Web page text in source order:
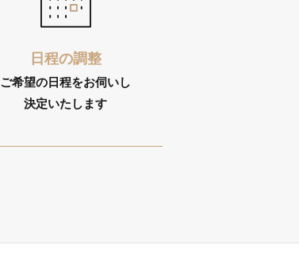
日程の調整
ご希望の日程をお伺いし
決定いたします